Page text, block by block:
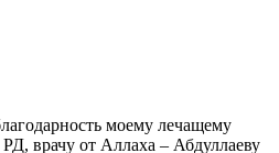
моему лечащему
врачу от Аллаха – Абдуллаеву